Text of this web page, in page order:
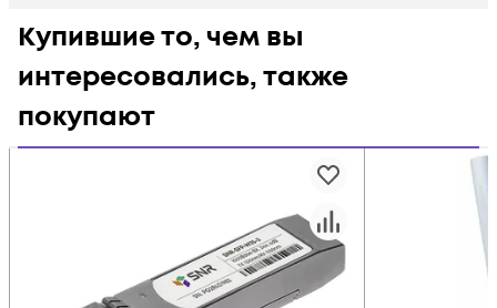
Купившие то, чем вы
интересовались, также
покупают